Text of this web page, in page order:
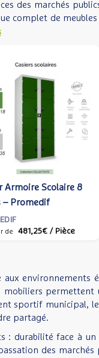
des marchés
complet de
Armoire Scolaire 8
– Promedif
de 481,25€ / Pièce
environnements
mobiliers
sportif municipal,
partagé.
: durabilité face à
des